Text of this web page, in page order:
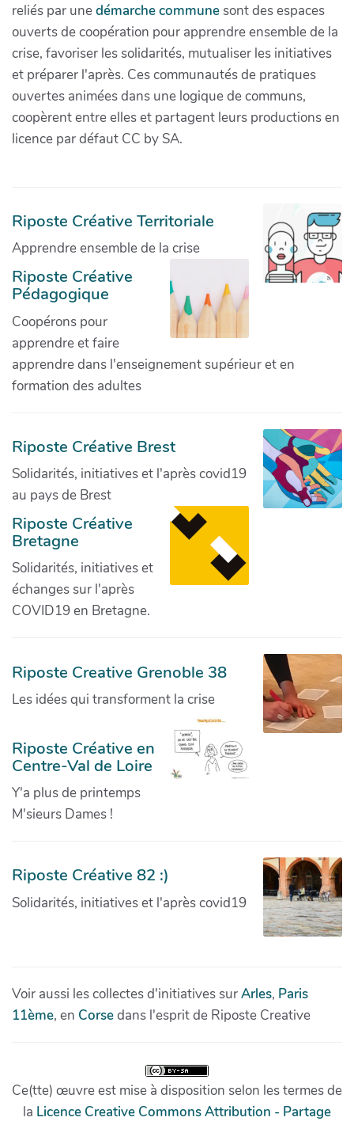
reliés par unedémarche communesont des espaces
ouverts de coopération pour apprendre ensemble de la
crise, favoriser les solidarités, mutualiser les initiatives
et préparer l'après. Ces communautés de pratiques
ouvertes animées dans une logique de communs,
coopèrent entre elles et partagent leurs productions en
licence par défaut CC by SA.
Riposte Créative Territoriale
Apprendre ensemble de la crise
Riposte Créative
Pédagogique
Coopérons pour
apprendre et faire
apprendre dans l'enseignement supérieur et en
formation des adultes
Riposte Créative Brest
Solidarités, initiatives et l'après covid19
au pays de Brest
Riposte Créative
Bretagne
Solidarités, initiatives et
échanges sur l'après
COVID19 en Bretagne.
Riposte Creative Grenoble 38
Les idées qui transforment la crise
Riposte Créative en
Centre-Val de Loire
Y'a plus de printemps
M'sieurs Dames !
Riposte Créative 82 :)
Solidarités, initiatives et l'après covid19
Voir aussi les collectes d'initiatives surArles, Paris
11ème, en Corsedans l'esprit de Riposte Creative
Ce(tte) œuvre est mise à disposition selon les termes de
la Licence Creative Commons Attribution - Partage